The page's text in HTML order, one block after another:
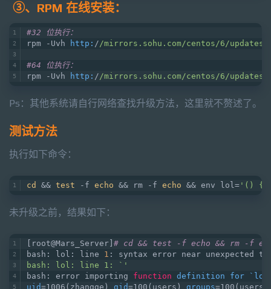
③、RPM 在线安装：
#32 位执行：
rpm -Uvh
http: //mirrors.sohu.com/centos/6/updates
#64 位执行：
rpm -Uvh
http: //mirrors.sohu.com/centos/6/updates
Ps：其他系统请自行网络查找升级方法，这里就不赘述了。
测试方法
执行如下命令：
cd && test -f echo && rm -f echo && env lol= '()
未升级之前，结果如下：
[root@Mars_Server] # cd && test -f echo && rm -f
bash: lol: line 1 : syntax error near unexpected
bash: lol: line 1: `'
bash: error importing function definition for ` lol
uid=1006 (zhangge) gid=100 (users) groups=100 (users)